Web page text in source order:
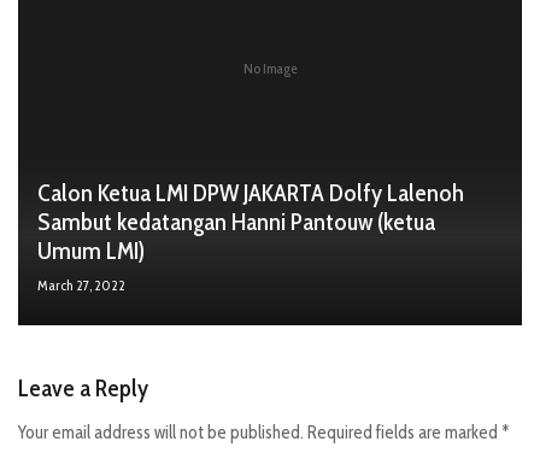
No Image
Calon Ketua LMI DPW JAKARTA Dolfy Lalenoh
Sambut kedatangan Hanni Pantouw (ketua
Umum LMI)
March 27, 2022
Leave a Reply
Your email address will not be published. Required fields are marked *